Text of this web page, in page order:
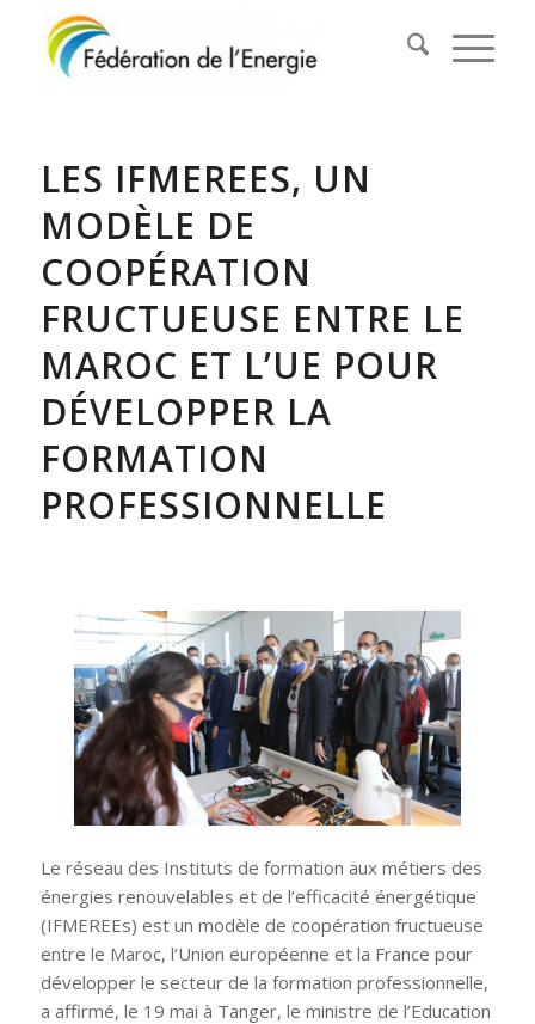
LES IFMEREES, UN
MODÈLE DE
COOPÉRATION
FRUCTUEUSE ENTRE LE
MAROC ET L’UE POUR
DÉVELOPPER LA
FORMATION
PROFESSIONNELLE
Le réseau des Instituts de formation aux métiers des
énergies renouvelables et de l’efficacité énergétique
(IFMEREEs) est un modèle de coopération fructueuse
entre le Maroc, l’Union européenne et la France pour
développer le secteur de la formation professionnelle,
a affirmé, le 19 mai à Tanger, le ministre de l’Education